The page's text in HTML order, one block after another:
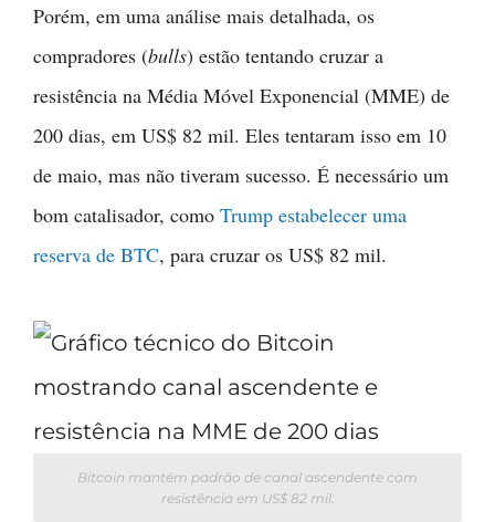
Porém, em uma análise mais detalhada, os
compradores (bulls) estão tentando cruzar a
resistência na Média Móvel Exponencial (MME) de
200 dias, em US$ 82 mil. Eles tentaram isso em 10
de maio, mas não tiveram sucesso. É necessário um
bom catalisador, como Trump estabelecer uma
reserva de BTC, para cruzar os US$ 82 mil.
Bitcoin mantém padrão de canal ascendente com
resistência em US$ 82 mil.